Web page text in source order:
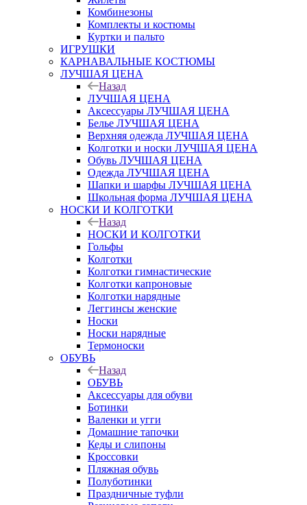
Комбинезоны
Комплекты и костюмы
Куртки и пальто
ИГРУШКИ
КАРНАВАЛЬНЫЕ КОСТЮМЫ
ЛУЧШАЯ ЦЕНА
Назад
ЛУЧШАЯ ЦЕНА
Аксессуары ЛУЧШАЯ ЦЕНА
Белье ЛУЧШАЯ ЦЕНА
Верхняя одежда ЛУЧШАЯ ЦЕНА
Колготки и носки ЛУЧШАЯ ЦЕНА
Обувь ЛУЧШАЯ ЦЕНА
Одежда ЛУЧШАЯ ЦЕНА
Шапки и шарфы ЛУЧШАЯ ЦЕНА
Школьная форма ЛУЧШАЯ ЦЕНА
НОСКИ И КОЛГОТКИ
Назад
НОСКИ И КОЛГОТКИ
Гольфы
Колготки
Колготки гимнастические
Колготки капроновые
Колготки нарядные
Леггинсы женские
Носки
Носки нарядные
Термоноски
ОБУВЬ
Назад
ОБУВЬ
Аксессуары для обуви
Ботинки
Валенки и угги
Домашние тапочки
Кеды и слипоны
Кроссовки
Пляжная обувь
Полуботинки
Праздничные туфли